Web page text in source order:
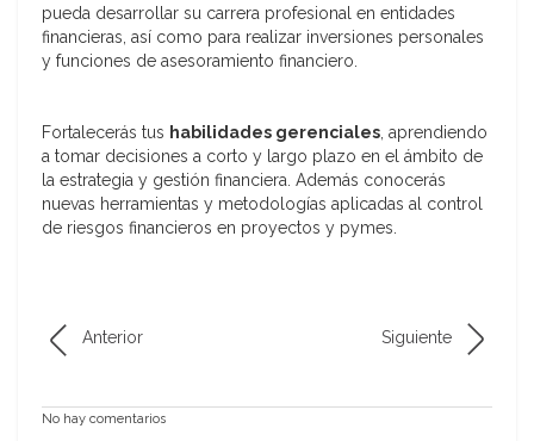
pueda desarrollar su carrera profesional en entidades
financieras, así como para realizar inversiones personales
y funciones de asesoramiento financiero.
Fortalecerás tus habilidades gerenciales , aprendiendo
a tomar decisiones a corto y largo plazo en el ámbito de
la estrategia y gestión financiera. Además conocerás
nuevas herramientas y metodologías aplicadas al control
de riesgos financieros en proyectos y pymes.
Anterior Siguiente
No hay comentarios